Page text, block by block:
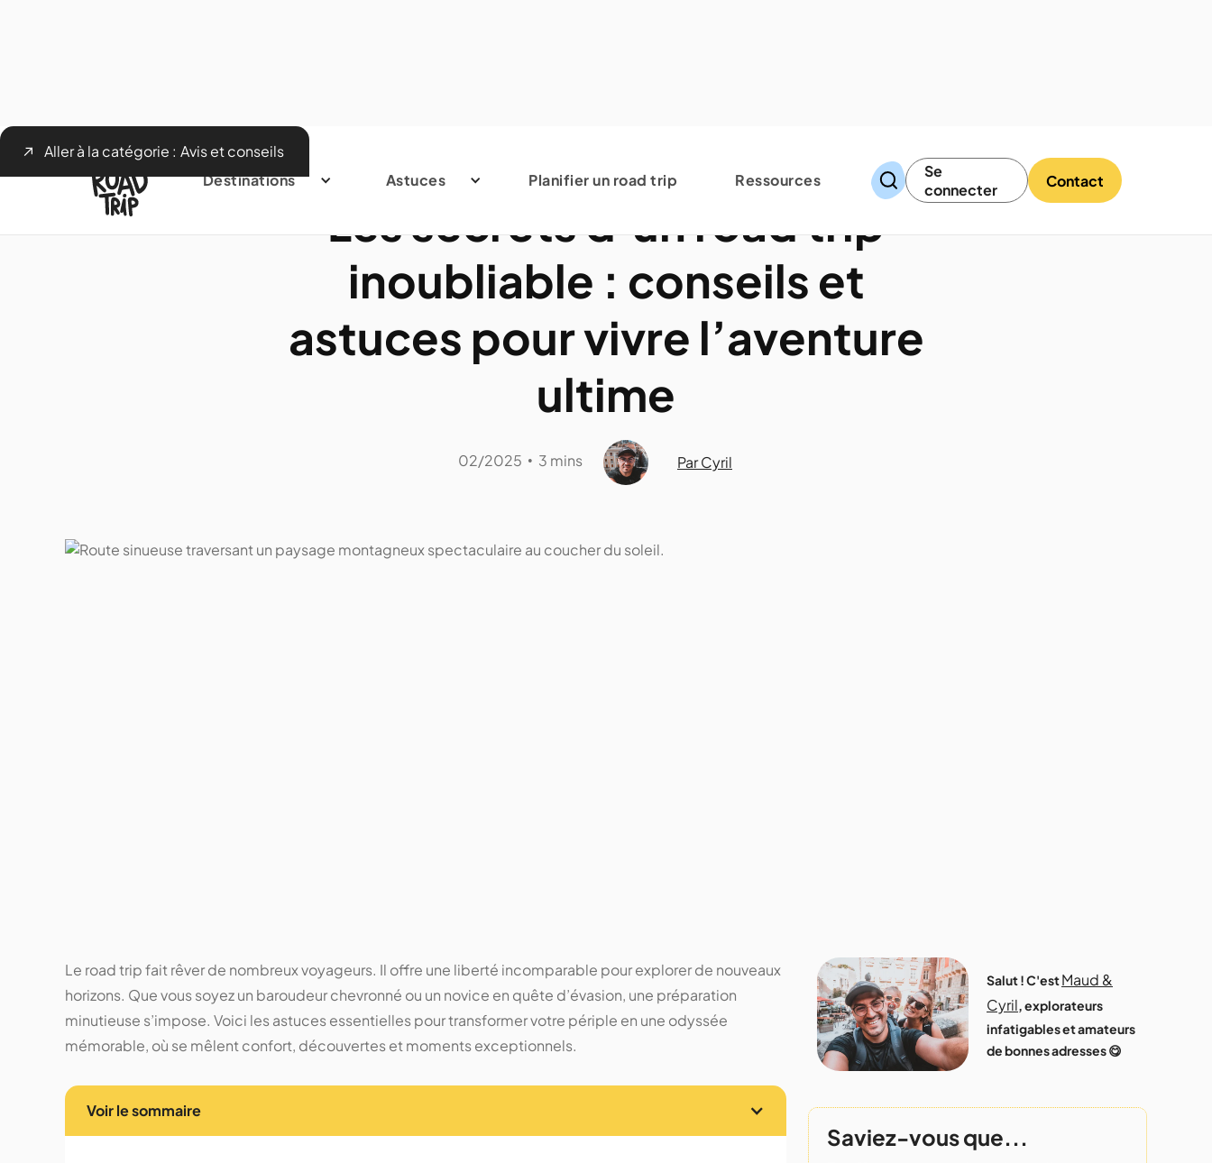
Destinations Astuces Planifier un road trip Ressources
Se
connecter
Contact
Aller à la catégorie : Avis et conseils
Les secrets d’un road trip
inoubliable : conseils et
astuces pour vivre l’aventure
ultime
02/2025 • 3 mins Par Cyril
Le road trip fait rêver de nombreux voyageurs. Il offre une liberté incomparable pour explorer de nouveaux
horizons. Que vous soyez un baroudeur chevronné ou un novice en quête d’évasion, une préparation
minutieuse s’impose. Voici les astuces essentielles pour transformer votre périple en une odyssée
mémorable, où se mêlent confort, découvertes et moments exceptionnels.
Voir le sommaire
Salut ! C'estMaud &
Cyril, explorateurs
infatigables et amateurs
de bonnes adresses 😋
Saviez-vous que...